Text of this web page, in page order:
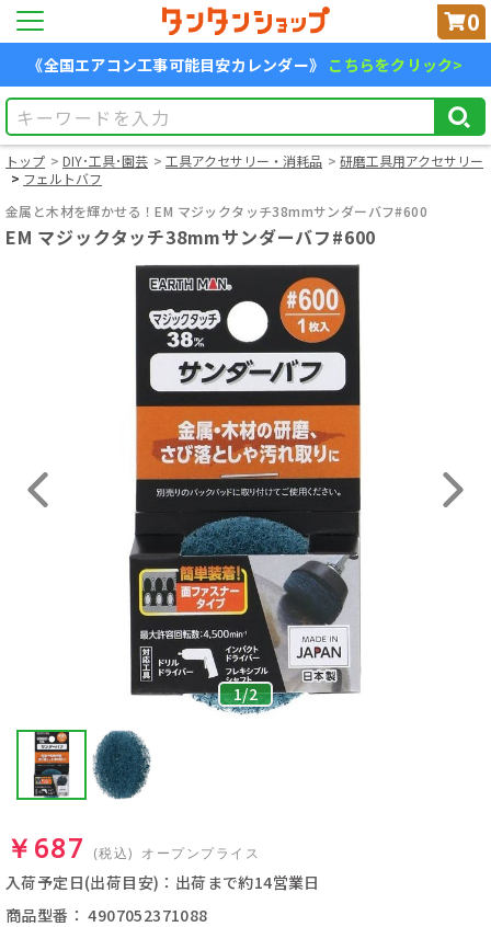
0
《全国エアコン工事可能目安カレンダー》 こちらをクリック>
トップ DIY･工具･園芸 工具アクセサリー・消耗品
研磨工具用アクセサリー
フェルトバフ
金属と木材を輝かせる！EM マジックタッチ38mmサンダーバフ#600
EM マジックタッチ38mmサンダーバフ#600
1/2
￥687 (税込) オープンプライス
入荷予定日(出荷目安)：出荷まで約14営業日
商品型番： 4907052371088